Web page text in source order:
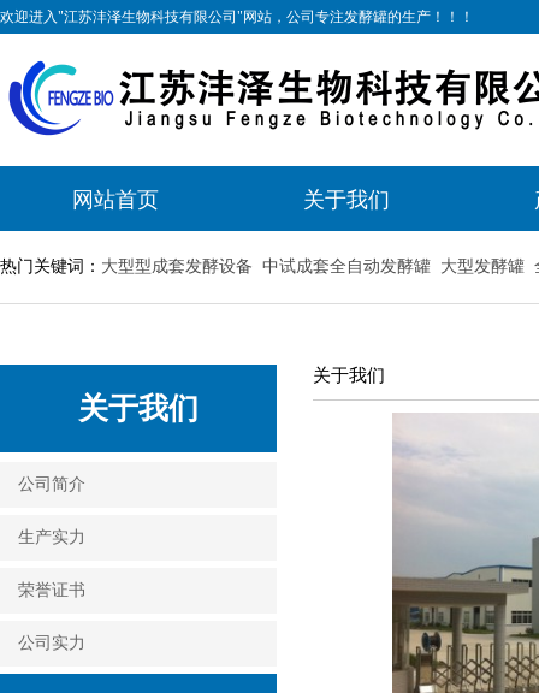
欢迎进入"江苏沣泽生物科技有限公司"网站，公司专注发酵罐的生产！！！
网站首页 关于我们
热门关键词： 大型型成套发酵设备 中试成套全自动发酵罐 大型发酵罐
关于我们
公司简介
生产实力
荣誉证书
公司实力
关于我们